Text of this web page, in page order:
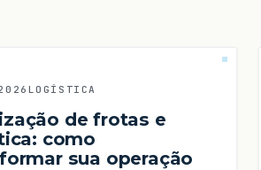
LOGÍSTICA
de frotas e
como
sua operação